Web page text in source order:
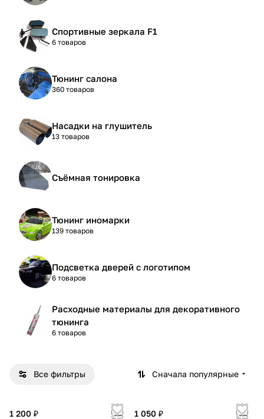
Спортивные зеркала F1
6 товаров
Тюнинг салона
360 товаров
Насадки на глушитель
13 товаров
Съёмная тонировка
Тюнинг иномарки
139 товаров
Подсветка дверей с логотипом
6 товаров
Расходные материалы для декоративного
тюнинга
6 товаров
Все фильтры Сначала популярные
1 200 ₽
1 050 ₽